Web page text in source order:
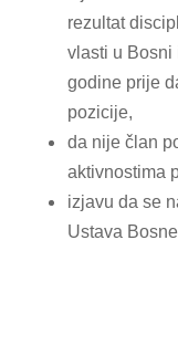
rezultat
vlasti u Bosni
godine prije
pozicije,
da nije član
aktivnostima
izjavu da se
Ustava